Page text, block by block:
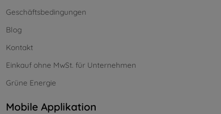
Geschäftsbedingungen
Blog
Kontakt
Einkauf ohne MwSt. für Unternehmen
Grüne Energie
Mobile Applikation